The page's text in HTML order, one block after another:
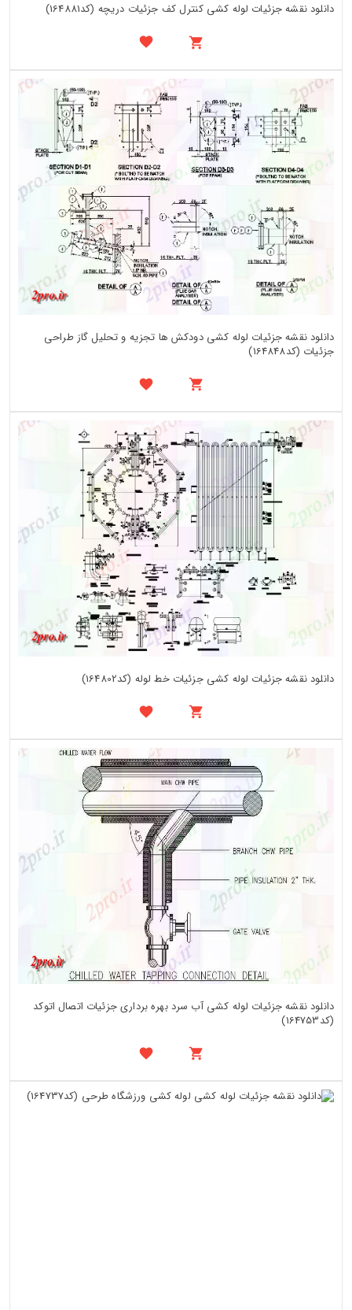
دانلود نقشه جزئیات لوله کشی کنترل کف جزئیات دریچه (کد164881)
دانلود نقشه جزئیات لوله کشی دودکش ها تجزیه و تحلیل گاز طراحی
جزئیات (کد164848)
دانلود نقشه جزئیات لوله کشی جزئیات خط لوله (کد164802)
دانلود نقشه جزئیات لوله کشی آب سرد بهره برداری جزئیات اتصال اتوکد
(کد164753)